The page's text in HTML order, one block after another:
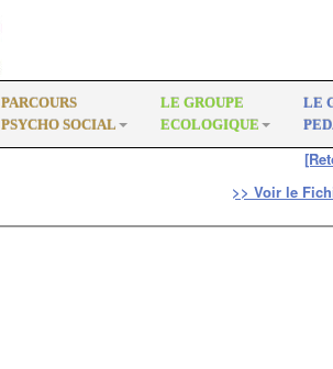
PARCOURS
PSYCHO SOCIAL
LE GROUPE
ECOLOGIQUE
LE
>> Voir le